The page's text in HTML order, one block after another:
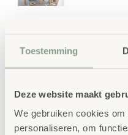
Toestemming
Deze website maakt
We gebruiken cookies
personaliseren, om